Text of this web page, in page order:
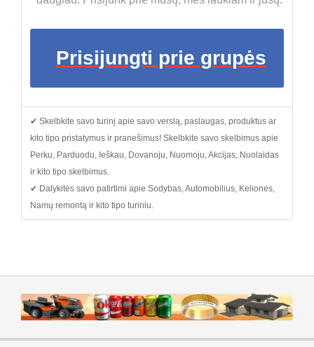
Prisijungti prie grupės
✔ Skelbkite savo turinį apie savo verslą, paslaugas, produktus ar
kito tipo pristatymus ir pranešimus! Skelbkite savo skelbimus apie
Perku, Parduodu, Ieškau, Dovanoju, Nuomoju, Akcijas, Nuolaidas
ir kito tipo skelbimus.
✔ Dalykitės savo patirtimi apie Sodybas, Automobilius, Keliones,
Namų remontą ir kito tipo turiniu.